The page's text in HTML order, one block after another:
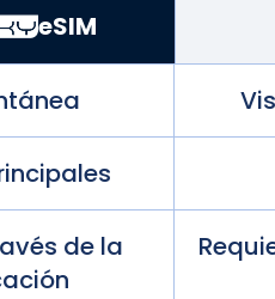
eSIM
de la